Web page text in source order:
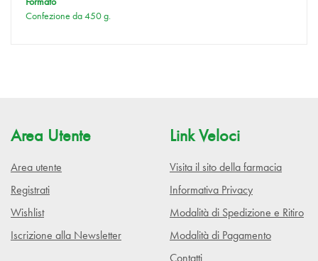
Confezione da 450 g.
Area Utente
Area utente
Registrati
Wishlist
Iscrizione alla Newsletter
Link Veloci
Visita il sito della farmacia
Informativa Privacy
Modalità di Spedizione e Ritiro
Modalità di Pagamento
Contatti